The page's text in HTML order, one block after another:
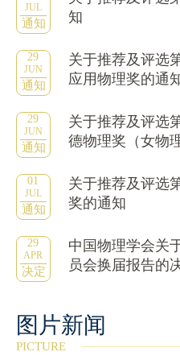
JUL
通知
知
29
JUN
通知
关于推荐及评选
应用物理奖的通
29
JUN
通知
关于推荐及评选
德物理奖（女物
01
JUL
通知
关于推荐及评选
奖的通知
29
APR
决定
中国物理学会关
员会换届报告的
图片新闻
PICTURE